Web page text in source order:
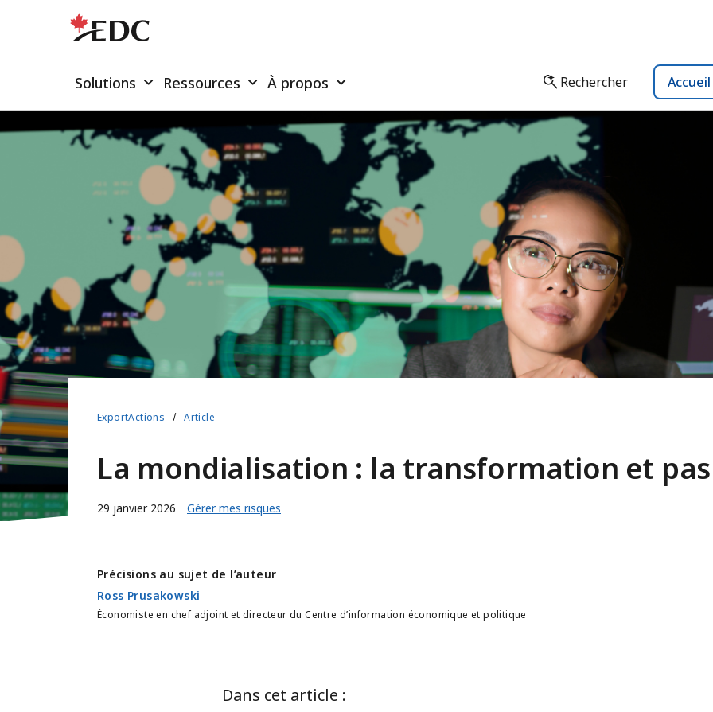
Solutions Ressources À propos Rechercher
ExportActions Article
La mondialisation : la transformation et
29 janvier 2026 Gérer mes risques
Précisions au sujet de l’auteur
Ross Prusakowski
Économiste en chef adjoint et directeur du Centre d’information économique et politique
Dans cet article :